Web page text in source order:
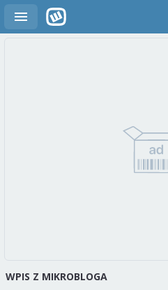
WPIS Z MIKROBLOGA